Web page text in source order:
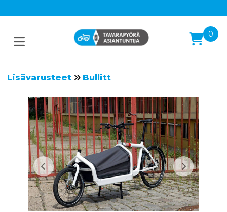
0
Lisävarusteet Bullitt